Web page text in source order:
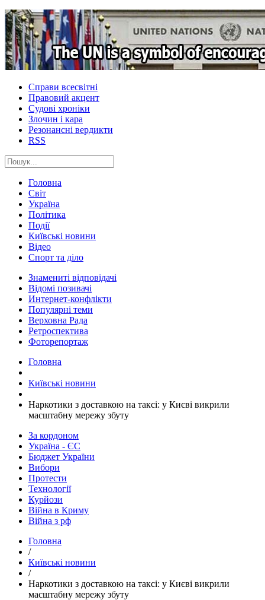
Справи всесвітні
Правовий акцент
Судові хроніки
Злочин і кара
Резонансні вердикти
RSS
Головна
Світ
Україна
Політика
Події
Київські новини
Відео
Спорт та діло
Знамениті відповідачі
Відомі позивачі
Интернет-конфлікти
Популярні теми
Верховна Рада
Ретроспектива
Фоторепортаж
Головна
Київські новини
​Наркотики з доставкою на таксі: у Києві викрили
масштабну мережу збуту
За кордоном
Україна - ЄС
Бюджет України
Вибори
Протести
Технології
Курйози
Війна в Криму
Війна з рф
Головна
/
Київські новини
/
​Наркотики з доставкою на таксі: у Києві викрили
масштабну мережу збуту